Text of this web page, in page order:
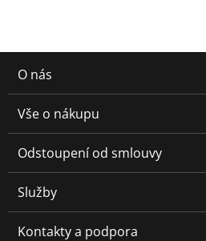
O nás
Vše o nákupu
Odstoupení od smlouvy
Služby
Kontakty a podpora